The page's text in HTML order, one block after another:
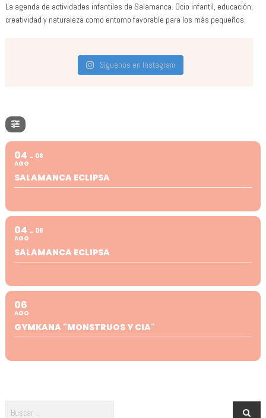
La agenda de actividades infantiles de Salamanca. Ocio infantil, educación,
creatividad y naturaleza como entorno favorable para los más pequeños.
Síguenos en Instagram
04
AGO
08
SALAMANCA ECLIPSA
04
AGO
08
SALAMANCA ECLIPSA
06
AGO
GYMKANA "MONSTRUOS Y CIA"